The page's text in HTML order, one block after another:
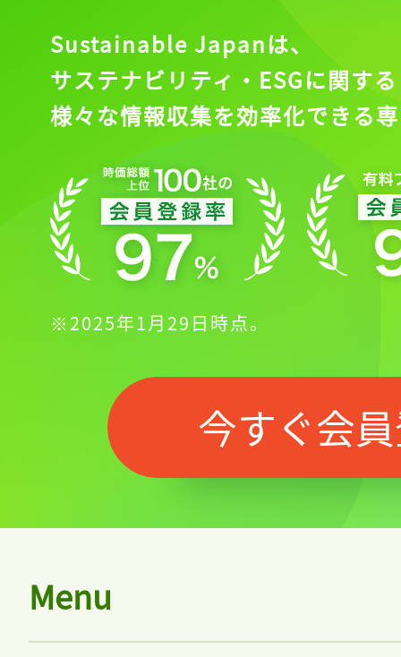
Sustainable Japanは、
サステナビリティ・ESGに関する
様々な情報収集を効率化できる
※2025年1月29日時点。
今すぐ会
Menu